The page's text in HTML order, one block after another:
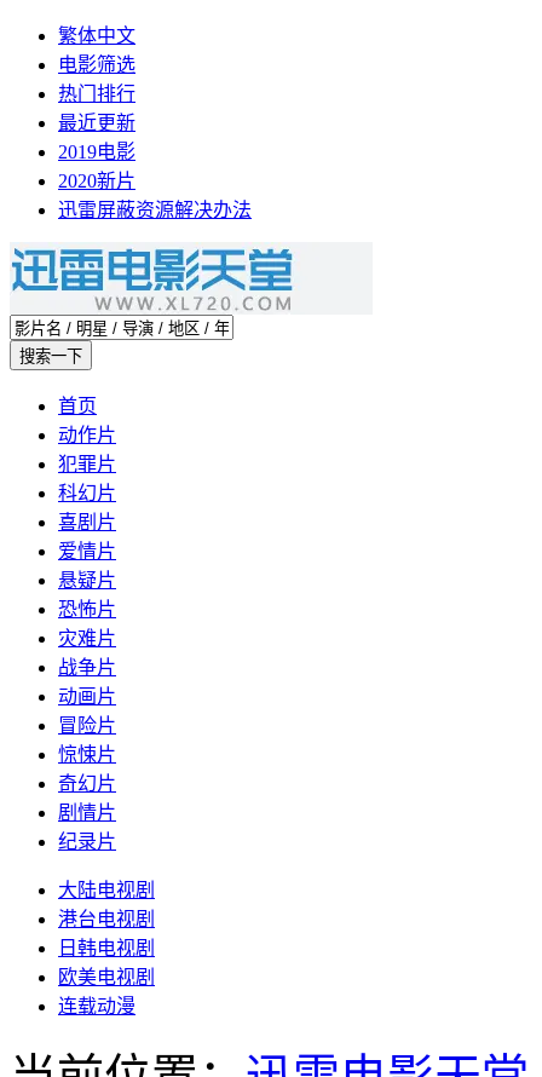
繁体中文
电影筛选
热门排行
最近更新
2019电影
2020新片
迅雷屏蔽资源解决办法
首页
动作片
犯罪片
科幻片
喜剧片
爱情片
悬疑片
恐怖片
灾难片
战争片
动画片
冒险片
惊悚片
奇幻片
剧情片
纪录片
大陆电视剧
港台电视剧
日韩电视剧
欧美电视剧
连载动漫